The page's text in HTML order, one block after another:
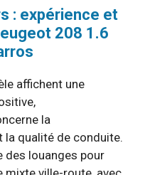
: expérience et
208 1.6
affichent une
la
la qualité de conduite.
des louanges pour